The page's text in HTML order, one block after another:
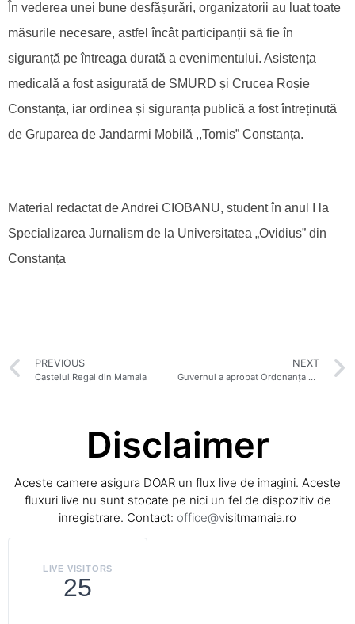
În vederea unei bune desfășurări, organizatorii au luat toate
măsurile necesare, astfel încât participanții să fie în
siguranță pe întreaga durată a evenimentului. Asistența
medicală a fost asigurată de SMURD și Crucea Roșie
Constanța, iar ordinea și siguranța publică a fost întreținută
de Gruparea de Jandarmi Mobilă ,,Tomis” Constanța.
Material redactat de Andrei CIOBANU, student în anul I la
Specializarea Jurnalism de la Universitatea „Ovidius” din
Constanța
PREVIOUS
Castelul Regal din Mamaia
NEXT
Guvernul a aprobat Ordonanța de Urgență pentru atribuirea noilor sectoare de plajă pentru vara anului 2022
Disclaimer
Aceste camere asigura DOAR un flux live de imagini. Aceste
fluxuri live nu sunt stocate pe nici un fel de dispozitiv de
inregistrare. Contact: office@visitmamaia.ro
LIVE VISITORS
25